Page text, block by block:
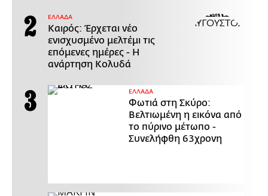
ΕΛΛΑΔΑ
Καιρός: Έρχεται νέο
ενισχυσμένο μελτέμι τις
επόμενες ημέρες - Η
ανάρτηση Κολυδά
ΕΛΛΑΔΑ
Φωτιά στη Σκύρο:
Βελτιωμένη η εικόνα από
το πύρινο μέτωπο -
Συνελήφθη 63χρονη